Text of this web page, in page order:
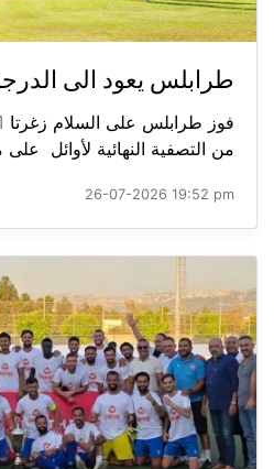
طرابلس يعود الى
من التصفية النهائية لأوائل
26-07-2026 19:52 pm